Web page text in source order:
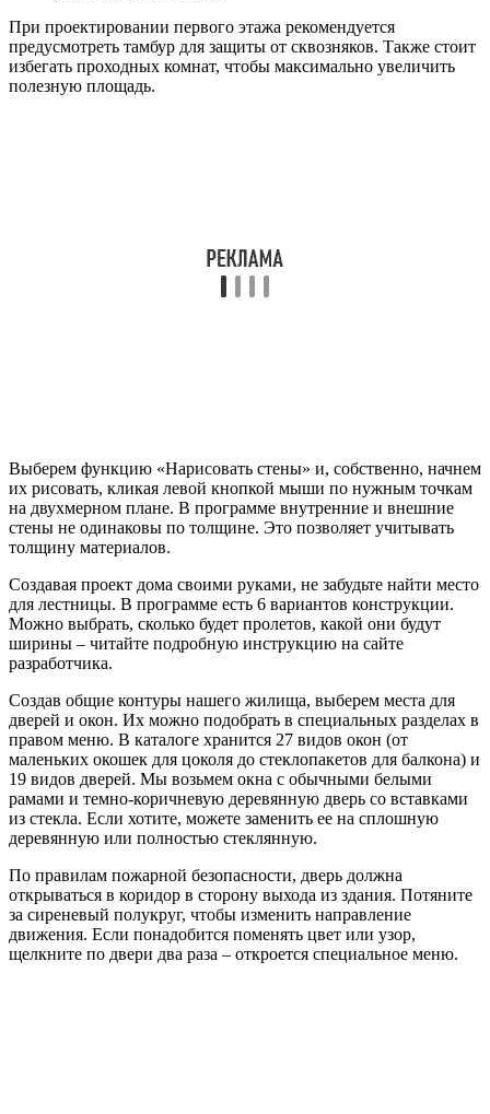
При проектировании первого этажа рекомендуется
предусмотреть тамбур для защиты от сквозняков. Также стоит
избегать проходных комнат, чтобы максимально увеличить
полезную площадь.
Выберем функцию «Нарисовать стены» и, собственно, начнем
их рисовать, кликая левой кнопкой мыши по нужным точкам
на двухмерном плане. В программе внутренние и внешние
стены не одинаковы по толщине. Это позволяет учитывать
толщину материалов.
Создавая проект дома своими руками, не забудьте найти место
для лестницы. В программе есть 6 вариантов конструкции.
Можно выбрать, сколько будет пролетов, какой они будут
ширины – читайте подробную инструкцию на сайте
разработчика.
Создав общие контуры нашего жилища, выберем места для
дверей и окон. Их можно подобрать в специальных разделах в
правом меню. В каталоге хранится 27 видов окон (от
маленьких окошек для цоколя до стеклопакетов для балкона) и
19 видов дверей. Мы возьмем окна с обычными белыми
рамами и темно-коричневую деревянную дверь со вставками
из стекла. Если хотите, можете заменить ее на сплошную
деревянную или полностью стеклянную.
По правилам пожарной безопасности, дверь должна
открываться в коридор в сторону выхода из здания. Потяните
за сиреневый полукруг, чтобы изменить направление
движения. Если понадобится поменять цвет или узор,
щелкните по двери два раза – откроется специальное меню.